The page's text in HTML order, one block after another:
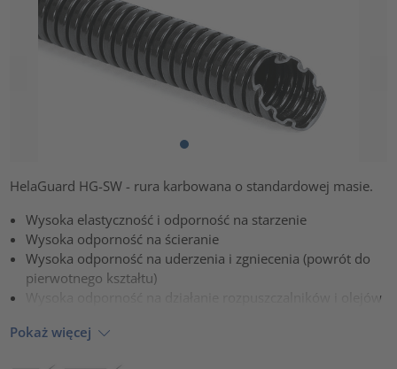
HelaGuard HG-SW - rura karbowana o standardowej masie.
Wysoka elastyczność i odporność na starzenie
Wysoka odporność na ścieranie
Wysoka odporność na uderzenia i zgniecenia (powrót do
pierwotnego kształtu)
Wysoka odporność na działanie rozpuszczalników i olejów
Pokaż więcej